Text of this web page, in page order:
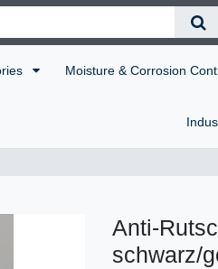
Moisture & Corrosion
Anti-
schwarz/